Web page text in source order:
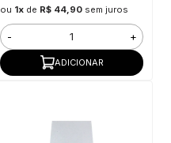
ou 1xde R$ 44,90 sem juros
- +
ADICIONAR